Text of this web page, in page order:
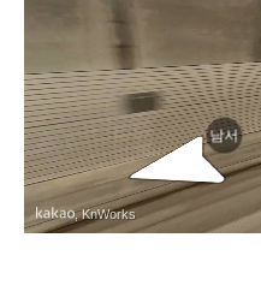
남서
, KnWorks